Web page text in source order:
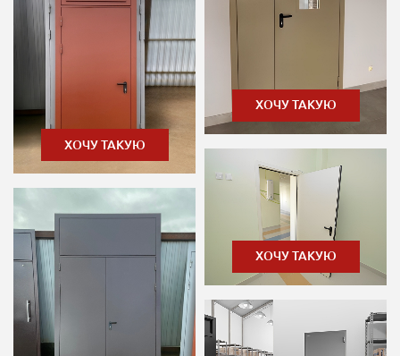
ХОЧУ ТАКУЮ
ХОЧУ ТАКУЮ
ХОЧУ ТАКУЮ